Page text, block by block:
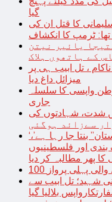
گیا
کا قتل ان کی
ٹرمپ کا انکشاف
یائیر نیتن
کے ہاتھوں ہلاک
، تل ابیب ہی پر
میزائل داغ دیا
واپسی کا سلسلہ
جاری
شدت، شہادتوں کی
‘کوئی محفوظ نہیں، غزہ “بچوں کا قبرستان” بنتا جا رہا ہے’،
اور فلسطینیوں
پھر مطالبہ کر دیا
والی پہلی پرواز
9 ہزار فلسطینی شہید؛ تل ابیب سے
بلالیا گیا